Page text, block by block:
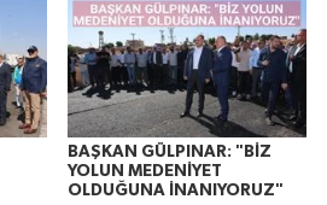
BAŞKAN GÜLPINAR: "BİZ
YOLUN MEDENİYET
OLDUĞUNA İNANIYORUZ"